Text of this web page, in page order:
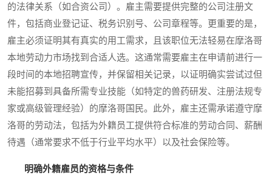
的法律关系（如合资公司）。雇主需要提供完整的公司注册文
件，包括商业登记证、税务识别号、公司章程等。更重要的是，
雇主必须证明其有真实的用工需求，且该职位无法轻易在摩洛哥
本地劳动力市场找到合适人选。这通常需要雇主在申请前进行一
段时间的本地招聘宣传，并保留相关记录，以证明确实尝试过但
未能招募到具备所需专业技能（如特定的兽药研发、注册法规专
家或高级管理经验）的摩洛哥国民。此外，雇主还需承诺遵守摩
洛哥的劳动法，包括为外籍员工提供符合标准的劳动合同、薪酬
待遇（通常要求不低于行业平均水平）以及社会保险等。
明确外籍雇员的资格与条件